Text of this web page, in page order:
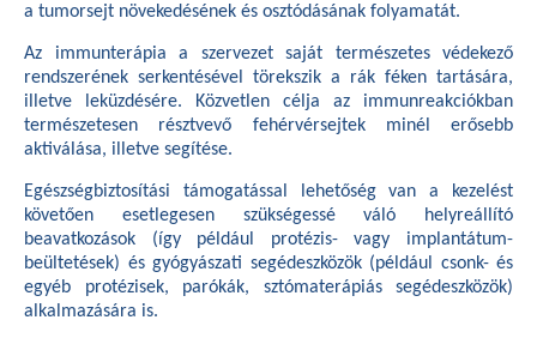
a tumorsejt növekedésének és osztódásának folyamatát.
Az immunterápia a szervezet saját természetes védekező
rendszerének serkentésével törekszik a rák féken tartására,
illetve leküzdésére. Közvetlen célja az immunreakciókban
természetesen résztvevő fehérvérsejtek minél erősebb
aktiválása, illetve segítése.
Egészségbiztosítási támogatással lehetőség van a kezelést
követően esetlegesen szükségessé váló helyreállító
beavatkozások (így például protézis- vagy implantátum-
beültetések) és gyógyászati segédeszközök (például csonk- és
egyéb protézisek, parókák, sztómaterápiás segédeszközök)
alkalmazására is.